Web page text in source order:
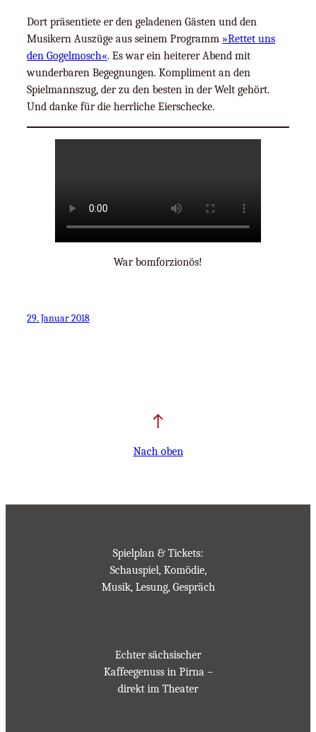
Dort präsentiete er den geladenen Gästen und den
Musikern Auszüge aus seinem Programm »Rettet uns
den Gogelmosch«. Es war ein heiterer Abend mit
wunderbaren Begegnungen. Kompliment an den
Spielmannszug, der zu den besten in der Welt gehört.
Und danke für die herrliche Eierschecke.
War bomforzionös!
29. Januar 2018
Nach oben
Spielplan & Tickets:
Schauspiel, Komödie,
Musik, Lesung, Gespräch
Echter sächsischer
Kaffeegenuss in Pirna –
direkt im Theater